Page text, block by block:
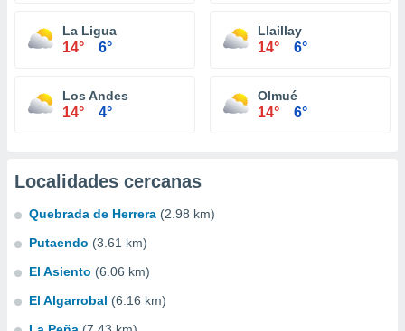
La Ligua
14° 6°
Llaillay
14° 6°
Los Andes
14° 4°
Olmué
14° 6°
Localidades cercanas
Quebrada de Herrera (2.98 km)
Putaendo (3.61 km)
El Asiento (6.06 km)
El Algarrobal (6.16 km)